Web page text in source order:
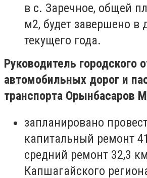
в с. Заречное, общей
м2, будет завершено в
текущего года.
Руководитель городского
автомобильных дорог и
транспорта Орынбасаров
запланировано
капитальный ремонт
средний ремонт 32,3
Капшагайского